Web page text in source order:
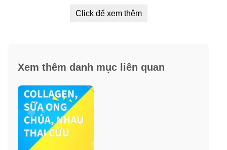
Click để xem thêm
Xem thêm danh mục liên quan